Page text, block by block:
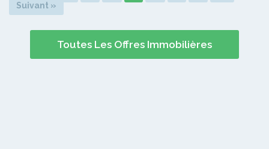
Suivant »
Toutes Les Offres Immobilières